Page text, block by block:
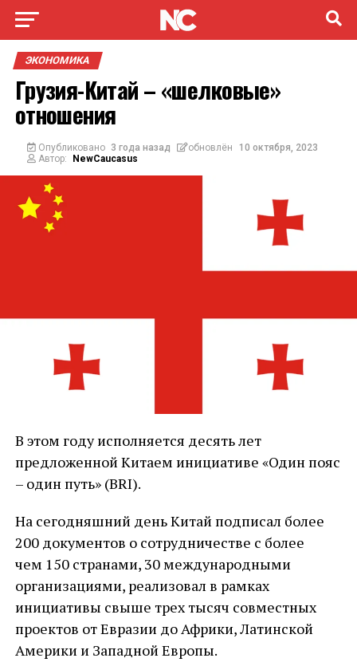
ЭКОНОМИКА
Грузия-Китай – «шелковые»
отношения
Опубликовано 3 года назад обновлён
10 октября, 2023
Автор:
NewCaucasus
В этом году исполняется десять лет
предложенной Китаем инициативе «Один пояс
– один путь» (BRI).
На сегодняшний день Китай подписал более
200 документов о сотрудничестве с более
чем 150 странами, 30 международными
организациями, реализовал в рамках
инициативы свыше трех тысяч совместных
проектов от Евразии до Африки, Латинской
Америки и Западной Европы.